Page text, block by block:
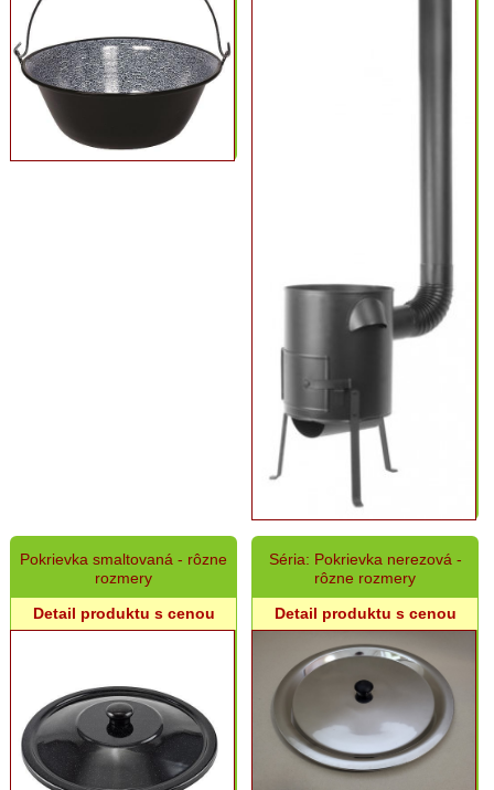
a
osivá
Chovateľské
potreby
dekoračná
keramika
Pokrievka smaltovaná - rôzne
rozmery
Detail produktu s cenou
Séria: Pokrievka nerezová -
rôzne rozmery
Detail produktu s cenou